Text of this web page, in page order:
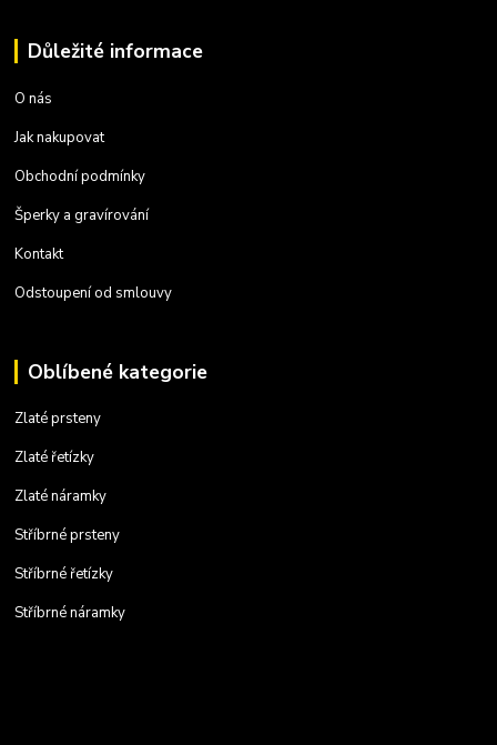
Důležité informace
O nás
Jak nakupovat
Obchodní podmínky
Šperky a gravírování
Kontakt
Odstoupení od smlouvy
Oblíbené kategorie
Zlaté prsteny
Zlaté řetízky
Zlaté náramky
Stříbrné prsteny
Stříbrné řetízky
Stříbrné náramky